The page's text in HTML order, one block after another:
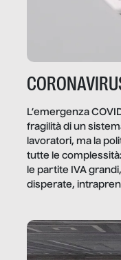
L’emergenza
fragilità di un
lavoratori, ma la
tutte le
le partite IVA
disperate,